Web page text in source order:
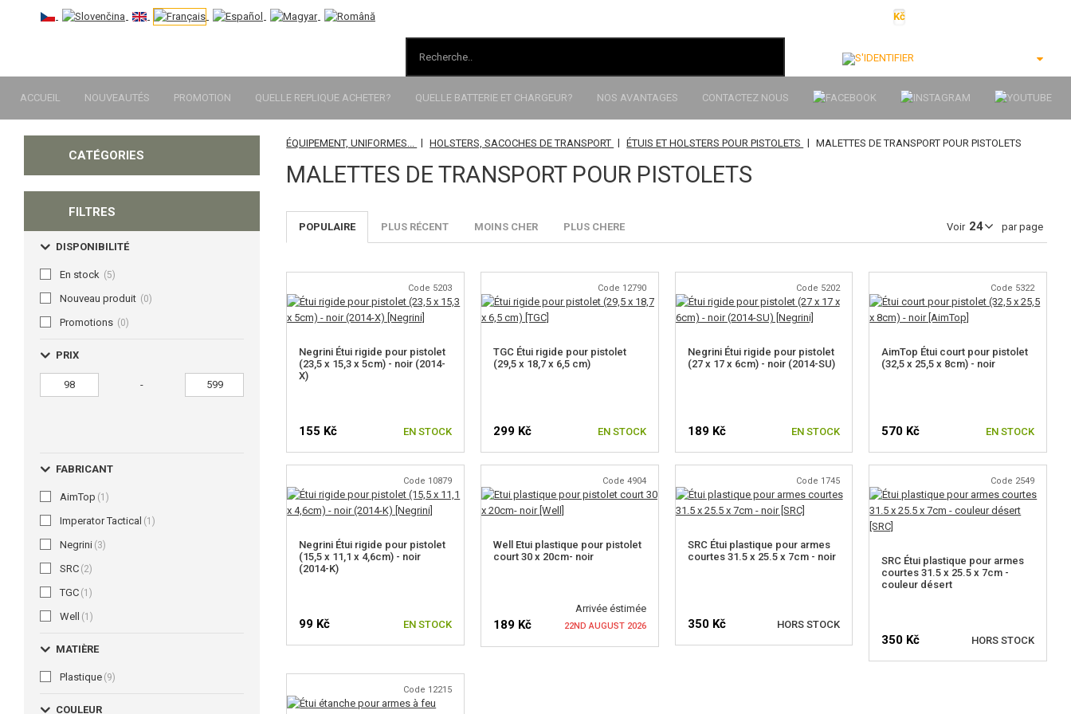
Kč
ACCUEIL NOUVEAUTÉS PROMOTION QUELLE REPLIQUE ACHETER? QUELLE BATTERIE ET CHARGEUR? NOS AVANTAGES CONTACTEZ NOUS
CATÉGORIES
FILTRES
DISPONIBILITÉ
En stock (5)
Nouveau produit (0)
Promotions (0)
PRIX
-
FABRICANT
AimTop (1)
Imperator Tactical (1)
Negrini (3)
SRC (2)
TGC (1)
Well (1)
MATIÈRE
Plastique (9)
COULEUR
ÉQUIPEMENT, UNIFORMES... | HOLSTERS, SACOCHES DE TRANSPORT | ÉTUIS ET HOLSTERS POUR PISTOLETS | MALETTES DE TRANSPORT POUR PISTOLETS
MALETTES DE TRANSPORT POUR PISTOLETS
Voir par page
POPULAIRE PLUS RÉCENT MOINS CHER PLUS CHERE
Code 5203
Negrini Étui rigide pour pistolet
(23,5 x 15,3 x 5cm) - noir (2014-
X)
155 Kč EN STOCK
Code 12790
TGC Étui rigide pour pistolet
(29,5 x 18,7 x 6,5 cm)
299 Kč EN STOCK
Code 5202
Negrini Étui rigide pour pistolet
(27 x 17 x 6cm) - noir (2014-SU)
189 Kč EN STOCK
Code 5322
AimTop Étui court pour pistolet
(32,5 x 25,5 x 8cm) - noir
570 Kč EN STOCK
Code 10879
Negrini Étui rigide pour pistolet
(15,5 x 11,1 x 4,6cm) - noir
(2014-K)
99 Kč EN STOCK
Code 4904
Well Etui plastique pour pistolet
court 30 x 20cm- noir
Arrivée éstimée
189 Kč 22ND AUGUST 2026
Code 1745
SRC Étui plastique pour armes
courtes 31.5 x 25.5 x 7cm - noir
350 Kč HORS STOCK
Code 2549
SRC Étui plastique pour armes
courtes 31.5 x 25.5 x 7cm -
couleur désert
350 Kč HORS STOCK
Code 12215